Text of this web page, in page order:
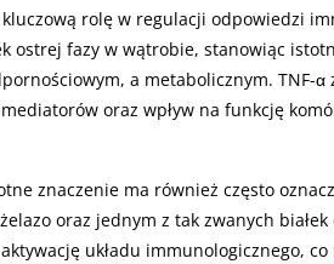
kluczową rolę w regulacji odpowiedzi
ostrej fazy w wątrobie, stanowiąc
a metabolicznym. TNF-
oraz wpływ na funkcję
znaczenie ma również często
oraz jednym z tak zwanych
układu immunologicznego,